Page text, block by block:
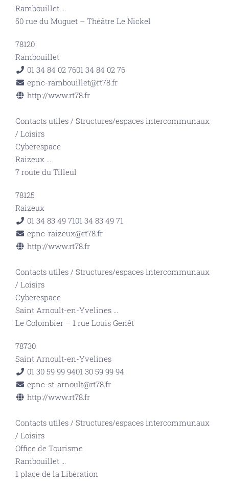
Rambouillet ...
50 rue du Muguet – Théâtre Le Nickel
78120
Rambouillet
01 34 84 02 7601 34 84 02 76
epnc-rambouillet@rt78.fr
http://www.rt78.fr
Contacts utiles / Structures/espaces intercommunaux
/ Loisirs
Cyberespace
Raizeux ...
7 route du Tilleul
78125
Raizeux
01 34 83 49 7101 34 83 49 71
epnc-raizeux@rt78.fr
http://www.rt78.fr
Contacts utiles / Structures/espaces intercommunaux
/ Loisirs
Cyberespace
Saint Arnoult-en-Yvelines ...
Le Colombier – 1 rue Louis Genêt
78730
Saint Arnoult-en-Yvelines
01 30 59 99 9401 30 59 99 94
epnc-st-arnoult@rt78.fr
http://www.rt78.fr
Contacts utiles / Structures/espaces intercommunaux
/ Loisirs
Office de Tourisme
Rambouillet ...
1 place de la Libération